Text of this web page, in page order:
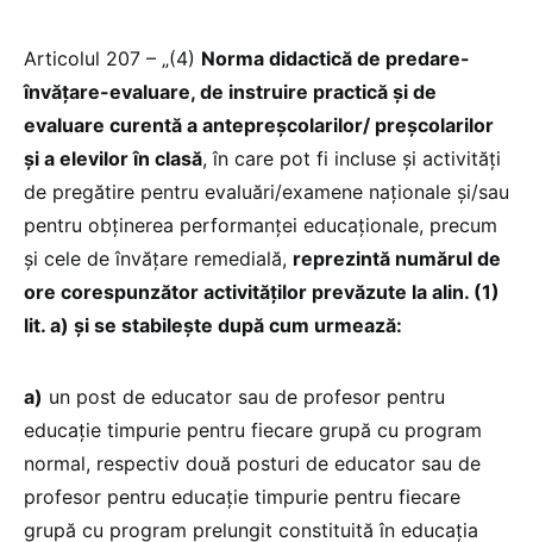
Articolul 207 – „(4) Norma didactică de predare-
învățare-evaluare, de instruire practică și de
evaluare curentă a antepreșcolarilor/ preșcolarilor
și a elevilor în clasă, în care pot fi incluse și activități
de pregătire pentru evaluări/examene naționale și/sau
pentru obținerea performanței educaționale, precum
și cele de învățare remedială, reprezintă numărul de
ore corespunzător activităților prevăzute la alin. (1)
lit. a) și se stabilește după cum urmează:
a) un post de educator sau de profesor pentru
educație timpurie pentru fiecare grupă cu program
normal, respectiv două posturi de educator sau de
profesor pentru educație timpurie pentru fiecare
grupă cu program prelungit constituită în educația